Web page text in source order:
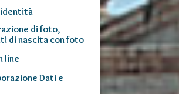
di foto,
di nascita con foto
line
Dati e